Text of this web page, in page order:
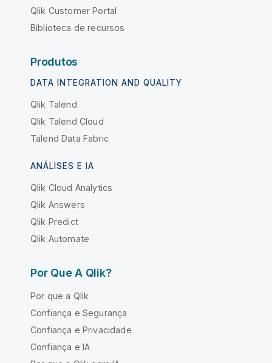
Qlik Customer Portal
Biblioteca de recursos
Produtos
DATA INTEGRATION AND QUALITY
Qlik Talend
Qlik Talend Cloud
Talend Data Fabric
ANÁLISES E IA
Qlik Cloud Analytics
Qlik Answers
Qlik Predict
Qlik Automate
Por Que A Qlik?
Por que a Qlik
Confiança e Segurança
Confiança e Privacidade
Confiança e IA